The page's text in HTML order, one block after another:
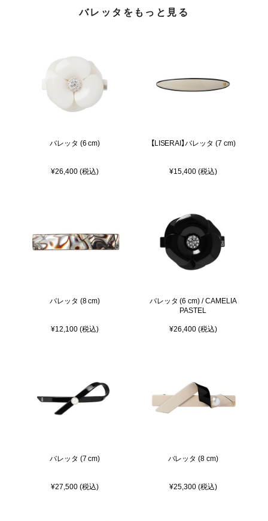
バレッタをもっと見る
バレッタ (6 cm)
¥26,400 (税込)
【LISERAI】バレッタ (7 cm)
¥15,400 (税込)
バレッタ (8 cm)
¥12,100 (税込)
バレッタ (6 cm) / CAMELIA
PASTEL
¥26,400 (税込)
バレッタ (7 cm)
¥27,500 (税込)
バレッタ (8 cm)
¥25,300 (税込)